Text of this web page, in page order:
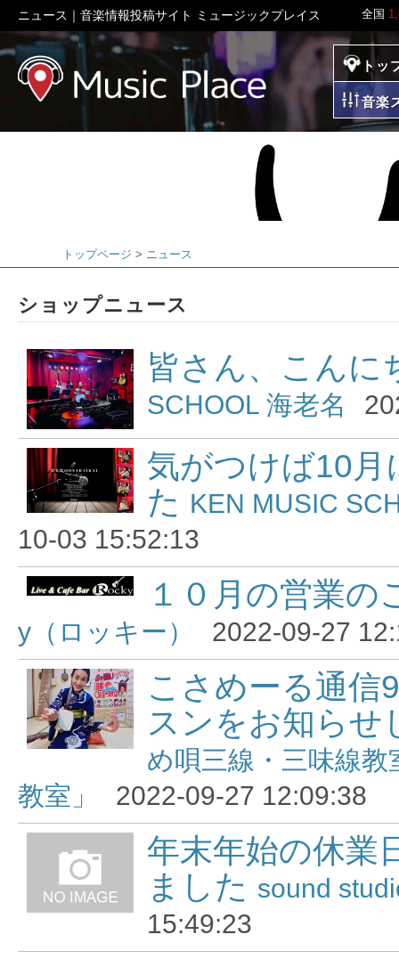
全国
ニュース｜音楽情報投稿サイト ミュージックプレイス
ミュージックプレイ
トッ
音楽
トップページ ニュース
ショップニュース
皆さん、こんに
SCHOOL 海老名
気がつけば10
た KEN MUSIC
10-03 15:52:13
１０月の営業の
y（ロッキー） 2022-09-27
こさめーる通信
スンをお知らせ
め唄三線・三味線
教室」
2022-09-27 12:09:38
年末年始の休業
ました sound
15:49:23